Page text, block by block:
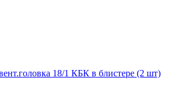
18/1 КБК в блистере (2 шт)